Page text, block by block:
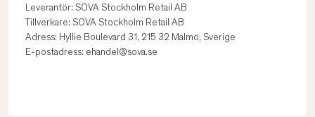
Leverantör: SOVA Stockholm Retail AB
Tillverkare: SOVA Stockholm Retail AB
Adress: Hyllie Boulevard 31, 215 32 Malmö, Sverige
E-postadress: ehandel@sova.se